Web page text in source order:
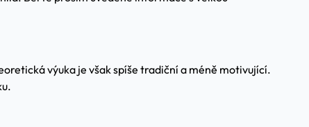
výuka je však spíše tradiční a méně motivující.